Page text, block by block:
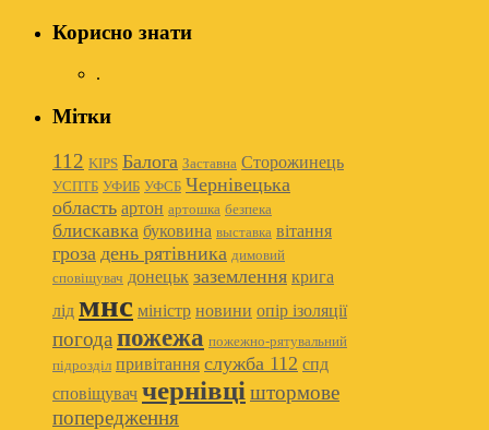
Корисно знати
.
Мітки
112 KIPS Балога Заставна Сторожинець
УСПТБ УФИБ УФСБ Чернівецька
область артон артошка безпека
блискавка буковина выставка вітання
гроза день рятівника димовий
сповіщувач донецьк заземлення крига
лід мнс міністр новини опір ізоляції
погода пожежа пожежно-рятувальний
підрозділ привітання служба 112 спд
сповіщувач чернівці штормове
попередження